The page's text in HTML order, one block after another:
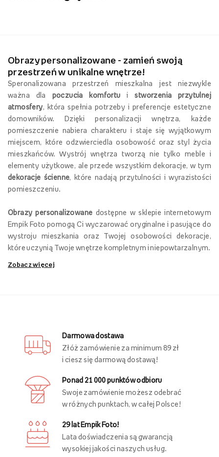
Obrazy personalizowane - zamień swoją
przestrzeń w unikalne wnętrze!
Speronalizowana przestrzeń mieszkalna jest niezwykle
ważna dla poczucia komfortu istworzenia przytulnej
atmosfery , która spełnia potrzeby i preferencje estetyczne
domowników. Dzięki personalizacji wnętrza, każde
pomieszczenie nabiera charakteru i staje się wyjątkowym
miejscem, które odzwierciedla osobowość oraz styl życia
mieszkańców. Wystrój wnętrza tworzą nie tylko meble i
elementy użytkowe, ale przede wszystkim dekoracje, w tym
dekoracje ścienne , które nadają przytulności i wyrazistości
pomieszczeniu.
Obrazy personalizowane dostępne w sklepie internetowym
Empik Foto pomogą Ci wyczarować oryginalne i pasujące do
wystroju mieszkania oraz Twojej osobowości dekoracje,
które uczynią Twoje wnętrze kompletnym i niepowtarzalnym.
W naszym asortymencie znajdzieszfotoobrazy w różnych
, na które możesz nanosić wybrane grafiki,
umożliwia Ci stworzenie oryginalnej galerii plakatów
dostosowanej do unikalnej przestrzeni.
Obraz na płótnie to klasyczny wybór, który zawsze
prezentuje się elegancko i stylowo, a możliwość realizacji
własnego projektu od zera
pozwala odzwierciedlić Twoje
osobiste pasje, gust i kreatywność. Twój obraz
Zobacz więcej
Darmowa dostawa
Złóż zamówienie za minimum 89 zł
i ciesz się darmową dostawą!
Ponad 21 000 punktów odbioru
Swoje zamówienie możesz odebrać
w różnych punktach, w całej Polsce!
29 lat Empik Foto!
Lata doświadczenia są gwarancją
wysokiej jakości naszych usług.